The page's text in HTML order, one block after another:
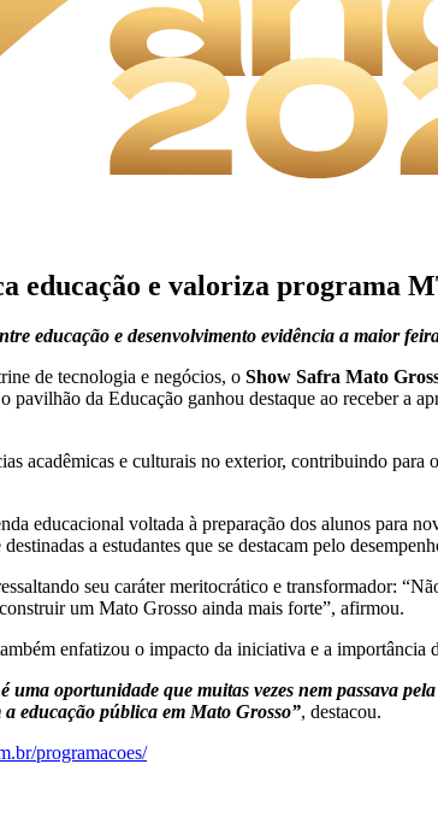
educação e valoriza programa
educação e desenvolvimento evidência a maior
de tecnologia e negócios, o Show Safra Mato
pavilhão da Educação ganhou destaque ao receber a
acadêmicas e culturais no exterior, contribuindo
educacional voltada à preparação dos alunos para
a estudantes que se destacam pelo
seu caráter meritocrático e transformador:
um Mato Grosso ainda mais forte”, afirmou.
enfatizou o impacto da iniciativa e a importância
oportunidade que muitas vezes nem passava
educação pública em Mato Grosso”, destacou.
programacoes/